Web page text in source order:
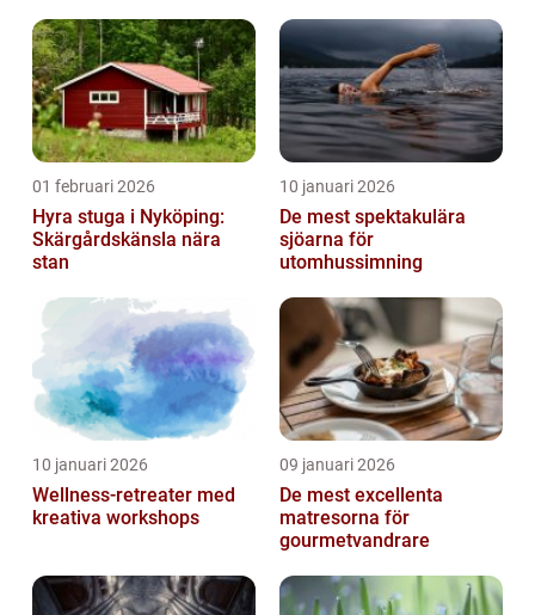
01 februari 2026
Hyra stuga i Nyköping:
Skärgårdskänsla nära
stan
10 januari 2026
De mest spektakulära
sjöarna för
utomhussimning
10 januari 2026
Wellness-retreater med
kreativa workshops
09 januari 2026
De mest excellenta
matresorna för
gourmetvandrare